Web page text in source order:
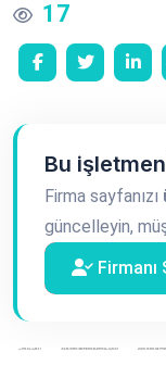
17
Bu
Firma sayfanızı
güncelleyin,
Firmanı